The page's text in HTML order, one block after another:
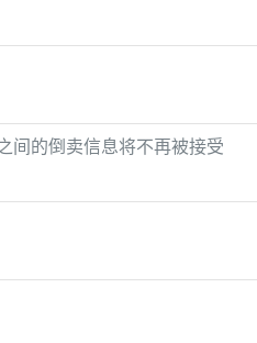
间的倒卖信息将不再被接受